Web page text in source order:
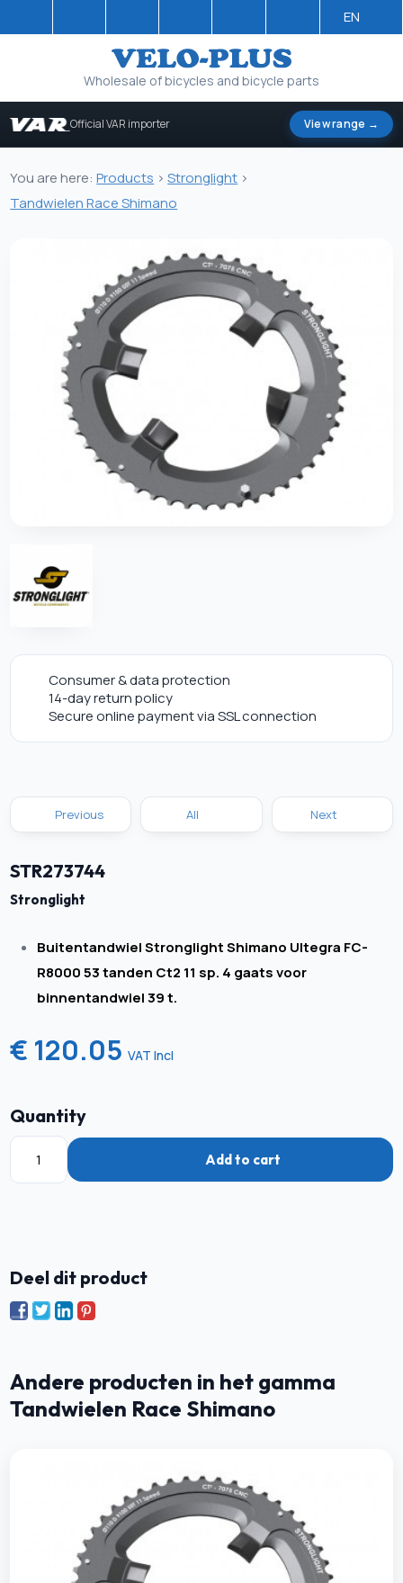
EN
Wholesale of bicycles and bicycle parts
Official VAR importer View range →
You are here:Products >Stronglight >
Tandwielen Race Shimano
Consumer & data protection
14-day return policy
Secure online payment via SSL connection
Previous All Next
STR273744
Stronglight
Buitentandwiel Stronglight Shimano Ultegra FC-
R8000 53 tanden Ct2 11 sp. 4 gaats voor
binnentandwiel 39 t.
€ 120.05VAT Incl
Quantity
Add to cart
Deel dit product
Andere producten in het gamma
Tandwielen Race Shimano